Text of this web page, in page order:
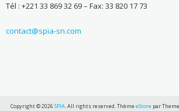
Tél : +221 33 869 32 69 – Fax: 33 820 17 73
contact@spia-sn.com
Copyright © 2026 SPIA. All rights reserved. Thème eStore par